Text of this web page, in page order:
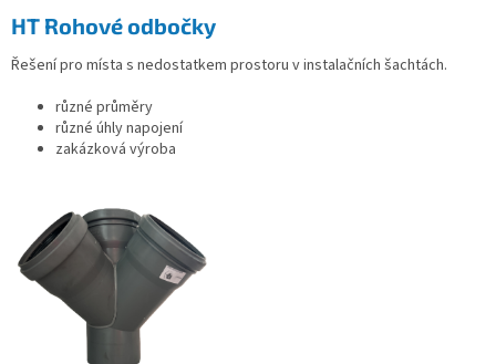
HT Rohové odbočky
Řešení pro místa s nedostatkem prostoru v instalačních šachtách.
různé průměry
různé úhly napojení
zakázková výroba